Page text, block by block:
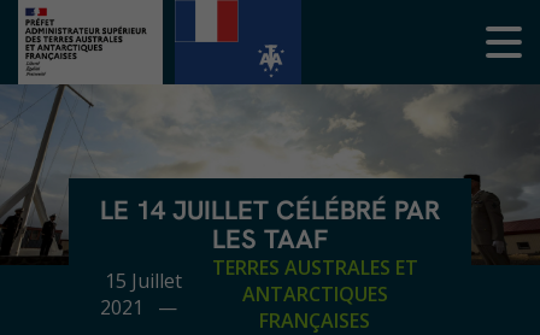
LE 14 JUILLET CÉLÉBRÉ PAR
LES TAAF
15 Juillet
2021 —
TERRES AUSTRALES ET
ANTARCTIQUES
FRANÇAISES